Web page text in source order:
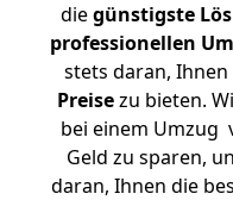
diegünstigste
professionellen
stets daran, Ihnen
Preisezu bieten.
bei einem Umzug
Geld zu sparen,
daran, Ihnen die